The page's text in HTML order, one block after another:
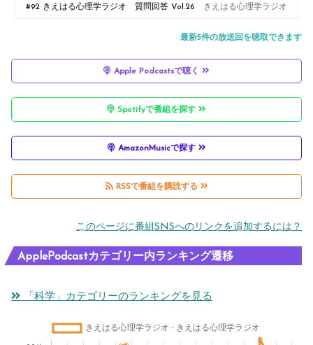
分自身の気づきを得る：ポジティブ心理学②
せって何だっけ？：ポジティブ心理学①
#92 きえはる心理学ラジオ 質問回答 Vol.26 きえはる心理学ラジオ
最新5件の放送回を聴取できます
Apple Podcastsで聴く
Spotifyで番組を探す
AmazonMusicで探す
RSSで番組を購読する
このページに番組SNSへのリンクを追加するには？
ApplePodcastカテゴリー内ランキング遷移
「科学」カテゴリーのランキングを見る